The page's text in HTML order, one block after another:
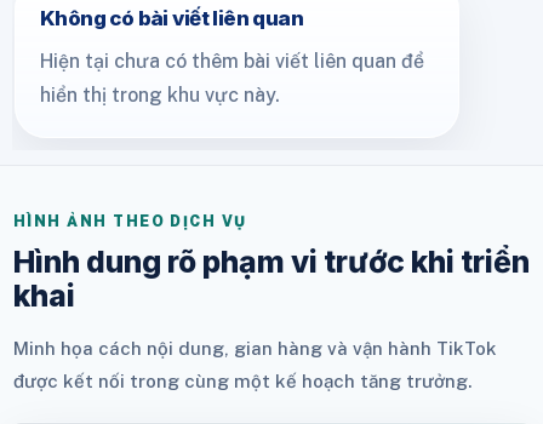
Không có bài viết liên quan
Hiện tại chưa có thêm bài viết liên quan để
hiển thị trong khu vực này.
HÌNH ẢNH THEO DỊCH VỤ
Hình dung rõ phạm vi trước khi triển
khai
Minh họa cách nội dung, gian hàng và vận hành TikTok
được kết nối trong cùng một kế hoạch tăng trưởng.